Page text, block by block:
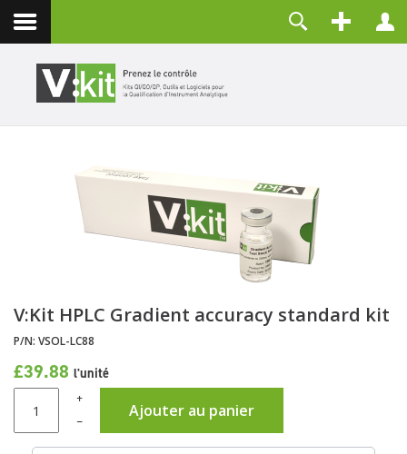
Contact
Mot de passe
Mot de passe perdu ?
Identifiant perdu ?
Créer un compte
V:Kit HPLC Gradient accuracy standard kit
P/N: VSOL-LC88
£39.88 l'unité
+
Ajouter au panier
–